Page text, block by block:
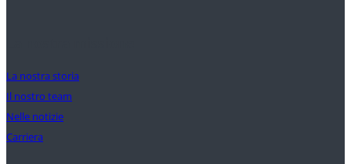
La nostra storia
Il nostro team
Nelle notizie
Carriera